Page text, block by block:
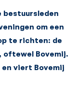
bestuursleden
om een
te richten: de
oftewel Bovemij.
viert Bovemij